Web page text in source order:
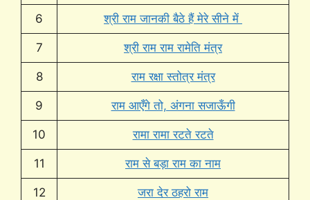
6 श्री राम जानकी बैठे हैं मेरे सीने में
7 श्री राम राम रामेति मंत्र
8 राम रक्षा स्तोत्र मंत्र
9 राम आएँगे तो, अंगना सजाऊँगी
10 रामा रामा रटते रटते
11 राम से बड़ा राम का नाम
12 जरा देर ठहरो राम